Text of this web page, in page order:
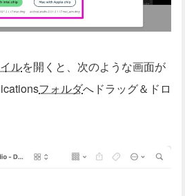
ルを開くと、次のような画面が
フォルダへドラッグ＆ドロ